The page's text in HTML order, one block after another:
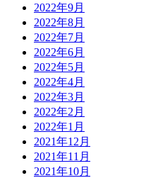
2022年9月
2022年8月
2022年7月
2022年6月
2022年5月
2022年4月
2022年3月
2022年2月
2022年1月
2021年12月
2021年11月
2021年10月